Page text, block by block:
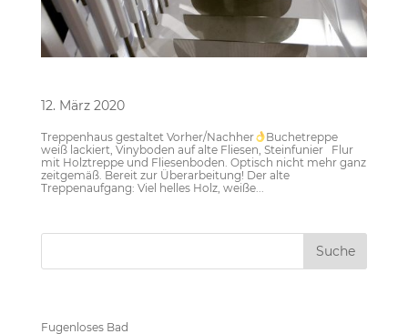
12. März 2020
Treppenhaus gestaltet Vorher/Nachher
Buchetreppe
weiß lackiert, Vinyboden auf alte Fliesen, Steinfunier Flur
mit Holztreppe und Fliesenboden. Optisch nicht mehr ganz
zeitgemäß. Bereit zur Überarbeitung! Der alte
Treppenaufgang: Viel helles Holz, weiße...
Fugenloses Bad